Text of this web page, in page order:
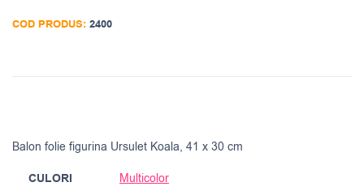
COD PRODUS: 2400
Balon folie figurina Ursulet Koala, 41 x 30 cm
CULORI Multicolor